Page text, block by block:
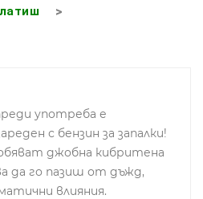
употреба е
с бензин за запалки!
джобна кибритена
да го пазиш от дъжд,
влияния.